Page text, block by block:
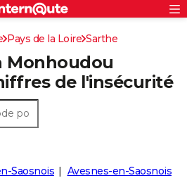
Rechercher
S'inscrire
Connexion
Pays de la Loire Sarthe
Monhoudou
de l'insécurité
Saosnois
Avesnes-en-Saosnois